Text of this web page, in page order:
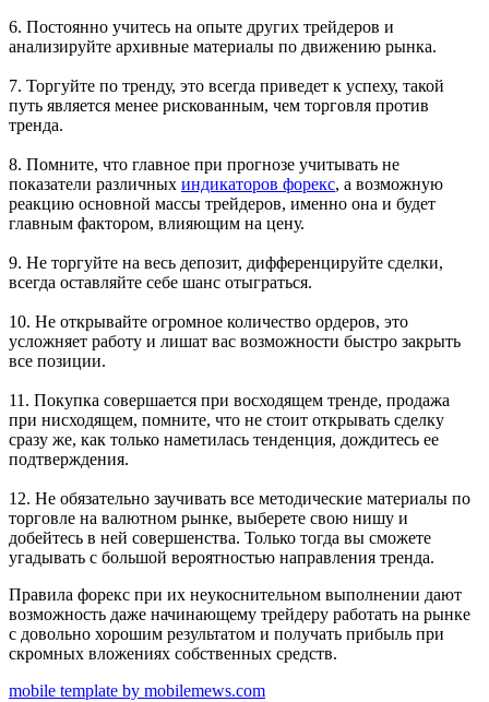
6. Постоянно учитесь на опыте других трейдеров и
анализируйте архивные материалы по движению рынка.
7. Торгуйте по тренду, это всегда приведет к успеху, такой
путь является менее рискованным, чем торговля против
тренда.
8. Помните, что главное при прогнозе учитывать не
показатели различных индикаторов форекс, а возможную
реакцию основной массы трейдеров, именно она и будет
главным фактором, влияющим на цену.
9. Не торгуйте на весь депозит, дифференцируйте сделки,
всегда оставляйте себе шанс отыграться.
10. Не открывайте огромное количество ордеров, это
усложняет работу и лишат вас возможности быстро закрыть
все позиции.
11. Покупка совершается при восходящем тренде, продажа
при нисходящем, помните, что не стоит открывать сделку
сразу же, как только наметилась тенденция, дождитесь ее
подтверждения.
12. Не обязательно заучивать все методические материалы по
торговле на валютном рынке, выберете свою нишу и
добейтесь в ней совершенства. Только тогда вы сможете
угадывать с большой вероятностью направления тренда.
Правила форекс при их неукоснительном выполнении дают
возможность даже начинающему трейдеру работать на рынке
с довольно хорошим результатом и получать прибыль при
скромных вложениях собственных средств.
mobile template by mobilemews.com